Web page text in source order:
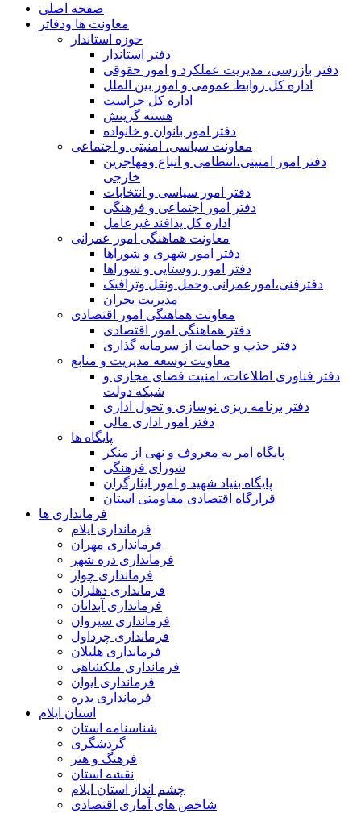
صفحه اصلی
معاونت ها ودفاتر
حوزه استاندار
دفتر استاندار
دفتر بازرسی، مدیریت عملکرد و امور حقوقی
اداره کل روابط عمومی و امور بین الملل
اداره کل حراست
هسته گزینش
دفتر امور بانوان و خانواده
معاونت سیاسی، امنیتی و اجتماعی
دفتر امور امنيتی،انتظامی و اتباع ومهاجرین
خارجی
دفتر امور سیاسی و انتخابات
دفتر امور اجتماعی و فرهنگی
اداره کل پدافند غیرعامل
معاونت هماهنگی امور عمرانی
دفتر امور شهری و شوراها
دفتر امور روستایی و شوراها
دفترفنی،امورعمرانی وحمل ونقل وترافيک
مدیریت بحران
معاونت هماهنگی امور اقتصادی
دفتر هماهنگی امور اقتصادی
دفتر جذب و حمایت از سرمایه گذاری
معاونت توسعه مدیریت و منابع
دفتر فناوری اطلاعات، امنیت فضای مجازی و
شبکه دولت
دفتر برنامه ریزی نوسازی و تحول اداری
دفتر امور اداری مالی
پایگاه ها
پایگاه امر به معروف و نهی از منکر
شورای فرهنگی
پایگاه بنیاد شهید و امور ایثارگران
قرارگاه اقتصادی مقاومتی استان
فرمانداری ها
فرمانداری ایلام
فرمانداری مهران
فرمانداری دره شهر
فرمانداری چوار
فرمانداری دهلران
فرمانداری آبدانان
فرمانداری سیروان
فرمانداری چرداول
فرمانداری هلیلان
فرمانداری ملکشاهی
فرمانداری ایوان
فرمانداری بدره
استان ایلام
شناسنامه استان
گردشگری
فرهنگ و هنر
نقشه استان
چشم انداز استان ایلام
شاخص های آماری اقتصادی